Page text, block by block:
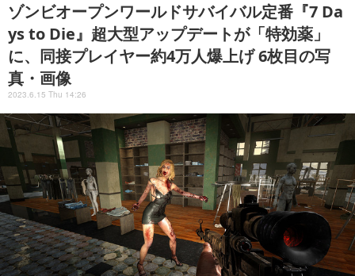
ゾンビオープンワールドサバイバル定番『7 Da
ys to Die』超大型アップデートが「特効薬」
に、同接プレイヤー約4万人爆上げ 6枚目の写
真・画像
2023.6.15 Thu 14:26